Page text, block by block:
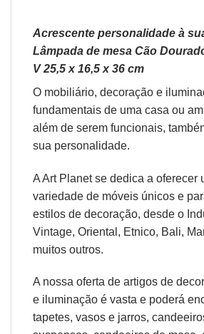
Acrescente personalidade à
Lâmpada de mesa Cão
V 25,5 x 16,5 x 36 cm
O mobiliário, decoração e
fundamentais de uma casa ou
além de serem funcionais,
sua personalidade.
A Art Planet se dedica a oferecer
variedade de móveis únicos e
estilos de decoração, desde o
Vintage, Oriental , Etnico, Bali,
muitos outros.
A nossa oferta de artigos de
e iluminação é vasta e poderá
tapetes, vasos e jarros,